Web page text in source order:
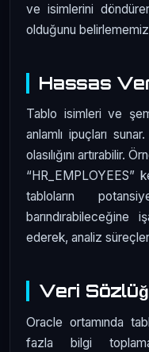
ve isimlerini
olduğunu
Hassas
Tablo isimleri ve
anlamlı ipuçları
olasılığını artırabilir.
“HR_EMPLOYEES”
tabloların
ederek, analiz
Veri
Oracle ortamında
fazla bilgi